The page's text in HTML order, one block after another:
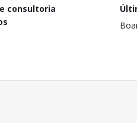
consultoria